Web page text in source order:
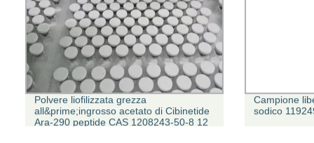
Polvere liofilizzata grezza
all&prime;ingrosso acetato di Cibinetide
Ara-290 peptide CAS 1208243-50-8 12
Campione
sodico